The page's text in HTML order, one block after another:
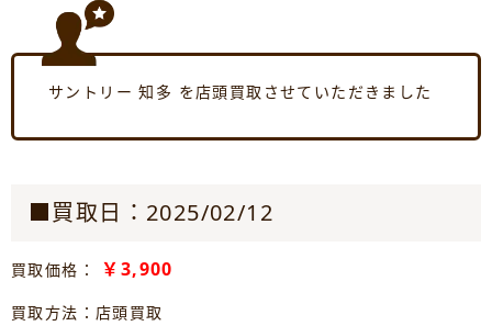
サントリー 知多 を店頭買取させていただきました
■買取日：2025/02/12
買取価格： ￥3,900
買取方法：店頭買取